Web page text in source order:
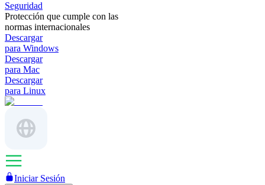
Seguridad
Protección que cumple con las
normas internacionales
Descargar
para Windows
Descargar
para Mac
Descargar
para Linux
Iniciar Sesión